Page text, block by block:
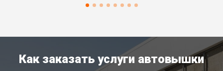
Как заказать услуги автовышки